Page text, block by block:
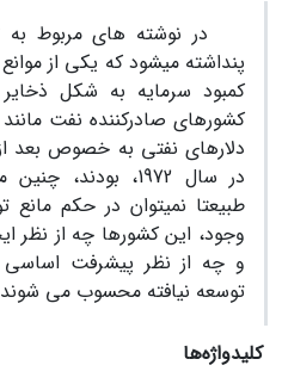
در نوشته‏ های مربوط به
پنداشته می‏شود که یکی از
کمبود سرمایه به شکل
کشورهای صادرکننده نفت مانند
دلارهای نفتی به خصوص بعد
در سال 1972،
طبیعتا نمی‏توان در حکم مانع
وجود، این کشورها چه از نظر
و چه از نظر پیشرفت
توسعه نیافته محسوب می
کلیدواژه‌ها